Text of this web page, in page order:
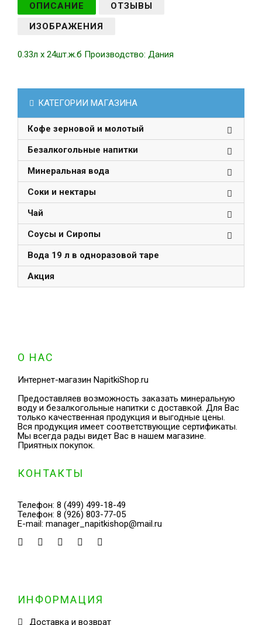
ОПИСАНИЕ
ОТЗЫВЫ
ИЗОБРАЖЕНИЯ
0.33л x 24шт.ж.б Производство: Дания
КАТЕГОРИИ МАГАЗИНА
Кофе зерновой и молотый
Безалкогольные напитки
Минеральная вода
Соки и нектары
Чай
Соусы и Сиропы
Вода 19 л в одноразовой таре
Акция
О НАС
Интернет-магазин NapitkiShop.ru
Предоставляев возможность заказать минеральную
воду и безалкогольные напитки с доставкой. Для Вас
только качественная продукция и выгодные цены.
Вся продукция имеет соответствующие сертификаты.
Мы всегда рады видет Вас в нашем магазине.
Приятных покупок.
КОНТАКТЫ
Телефон: 8 (499) 499-18-49
Телефон: 8 (926) 803-77-05
E-mail: manager_napitkishop@mail.ru
ИНФОРМАЦИЯ
Доставка и возврат